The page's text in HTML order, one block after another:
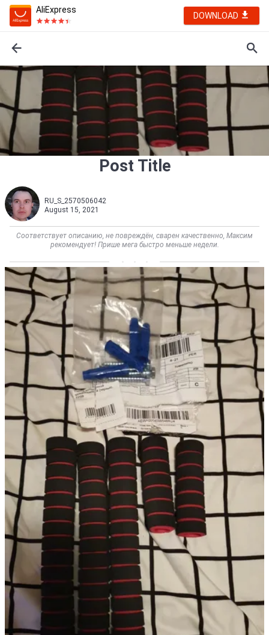
AliExpress
DOWNLOAD
Post Title
RU_S_2570506042
August 15, 2021
Соответствует описанию, не повреждён, сварен качественно, Максим
рекомендует! Прише мега быстро меньше недели.